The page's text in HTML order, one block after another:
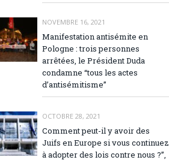
NOVEMBRE 16, 2021
Manifestation antisémite en
Pologne : trois personnes
arrêtées, le Président Duda
condamne “tous les actes
d’antisémitisme”
OCTOBRE 28, 2021
Comment peut-il y avoir des
Juifs en Europe si vous continuez
à adopter des lois contre nous ?”,